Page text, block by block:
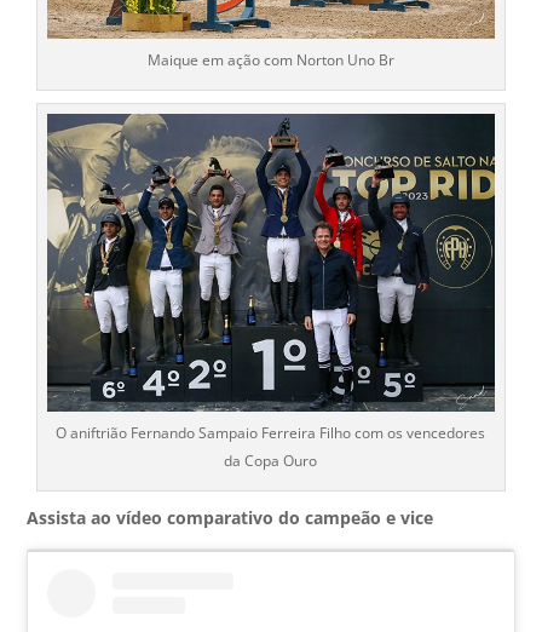
Maique em ação com Norton Uno Br
O aniftrião Fernando Sampaio Ferreira Filho com os vencedores
da Copa Ouro
Assista ao vídeo comparativo do campeão e vice